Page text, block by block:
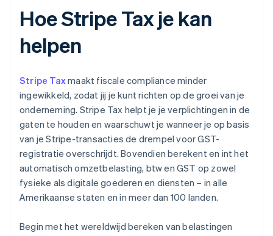
Hoe Stripe Tax je kan
helpen
Stripe Taxmaakt fiscale compliance minder
ingewikkeld, zodat jij je kunt richten op de groei van je
onderneming. Stripe Tax helpt je je verplichtingen in de
gaten te houden en waarschuwt je wanneer je op basis
van je Stripe-transacties de drempel voor GST-
registratie overschrijdt. Bovendien berekent en int het
automatisch omzetbelasting, btw en GST op zowel
fysieke als digitale goederen en diensten – in alle
Amerikaanse staten en in meer dan 100 landen.
Begin met het wereldwijd bereken van belastingen